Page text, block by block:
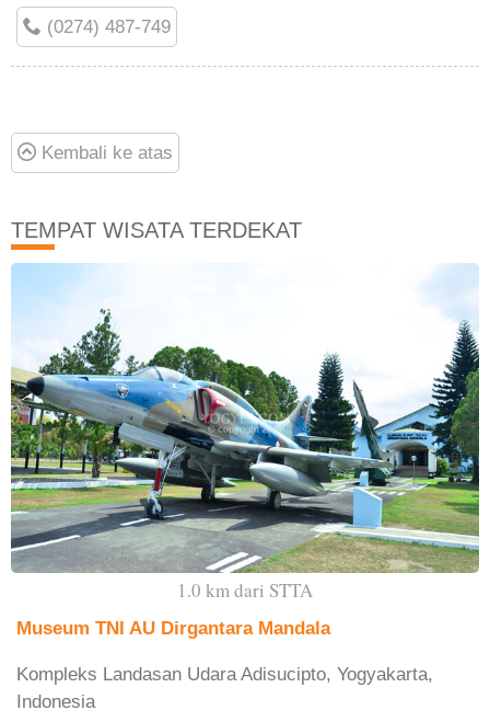
(0274) 487-749
Kembali ke atas
TEMPAT WISATA TERDEKAT
1.0 km dari STTA
Museum TNI AU Dirgantara Mandala
Kompleks Landasan Udara Adisucipto, Yogyakarta,
Indonesia